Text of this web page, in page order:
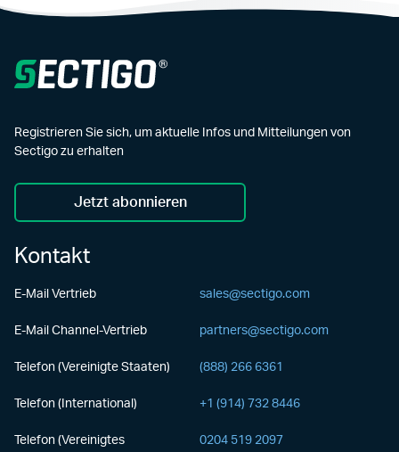
Registrieren Sie sich, um aktuelle Infos und Mitteilungen von
Sectigo zu erhalten
Jetzt abonnieren
Kontakt
E-Mail Vertrieb sales@sectigo.com
E-Mail Channel-Vertrieb partners@sectigo.com
Telefon (Vereinigte Staaten) (888) 266 6361
Telefon (International) +1 (914) 732 8446
Telefon (Vereinigtes
0204 519 2097